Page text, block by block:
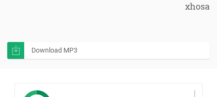
xhosa
Download MP3